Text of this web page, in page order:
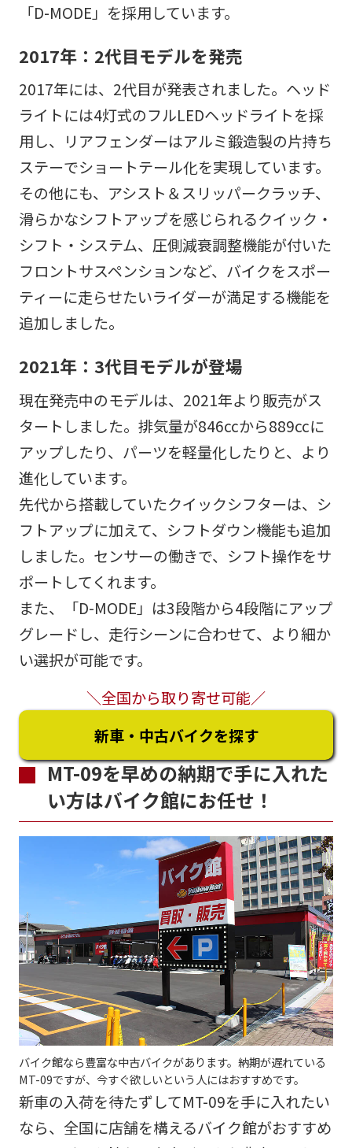
「D-MODE」を採用しています。
2017年：2代目モデルを発売
2017年には、2代目が発表されました。ヘッド
ライトには4灯式の​​フルLEDヘッドライト​​を採
用し、リアフェンダーはアルミ鍛造製の片持ち
ステー​​でショートテール化を実現しています。
その他にも、アシスト＆スリッパークラッチ、
滑らかなシフトアップを感じられるクイック・
シフト・システム​​、圧側減衰調整機能が付いた
フロントサスペンション​​など、バイクをスポー
ティーに走らせたいライダーが満足する機能を
追加しました。
2021年：3代目モデルが登場
現在発売中のモデルは、2021年より販売がス
タートしました。排気量が846ccから889ccに
アップ​​したり、パーツを軽量化したりと、より
進化しています。
先代から搭載していたクイックシフターは、シ
フトアップに加えて、シフトダウン機能も追加
しました。センサーの働きで、シフト操作をサ
ポートしてくれます。
また、「D-MODE」は3段階から4段階にアップ
グレードし、走行シーンに合わせて、より細か
い選択が可能です。
＼全国から取り寄せ可能／
新車・中古バイクを探す
MT-09を早めの納期で手に入れた
い方はバイク館にお任せ！
バイク館なら豊富な中古バイクがあります。納期が遅れている
MT-09ですが、今すぐ欲しいという人にはおすすめです。
新車の入荷を待たずしてMT-09を手に入れたい
なら、全国に店舗を構えるバイク館がおすすめ